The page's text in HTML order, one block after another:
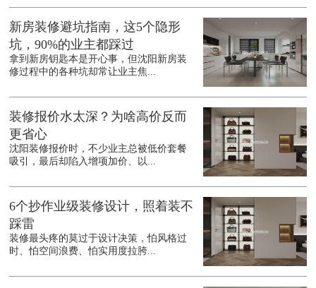
新房装修避坑指南，这5个隐形
坑，90%的业主都踩过
拿到新房钥匙本是开心事，但沈阳新房装
修过程中的各种坑却常让业主焦...
装修报价水太深？为啥高价反而
更省心
沈阳装修报价时，不少业主总被低价套餐
吸引，最后却陷入增项加价、以...
6个抄作业级装修设计，照着装不
踩雷
装修最头疼的莫过于设计决策，怕风格过
时、怕空间浪费、怕实用度拉胯...